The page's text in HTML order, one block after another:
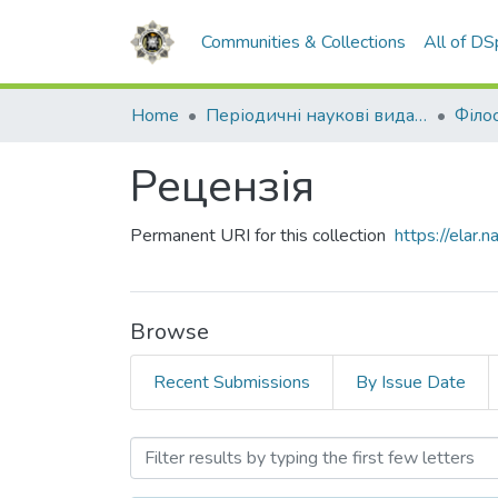
Communities & Collections All of
Home Періодичні наукові видання НАВС
Рецензія
Permanent URI for this collection https://
Browse
Recent Submissions By Issue Date
Browsing Рецензія by